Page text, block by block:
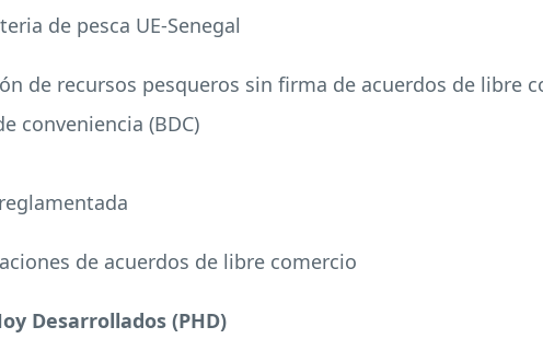
de pesca UE-Senegal
de recursos pesqueros sin firma de acuerdos de libre
conveniencia (BDC)
de acuerdos de libre comercio
Desarrollados (PHD)